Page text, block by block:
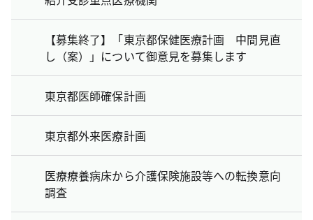
【募集終了】「東京都保健医療計画 中間見直
し（案）」について御意見を募集します
東京都医師確保計画
東京都外来医療計画
医療療養病床から介護保険施設等への転換意向
調査